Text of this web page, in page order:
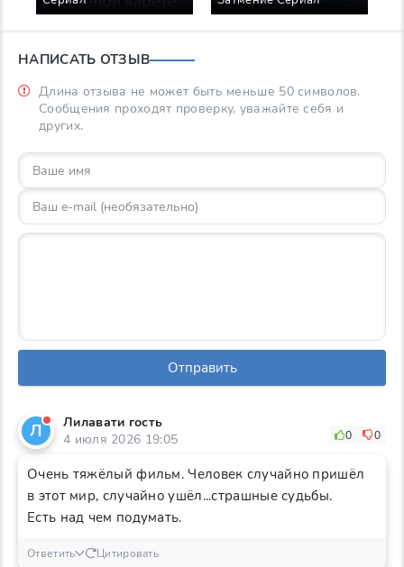
НАПИСАТЬ ОТЗЫВ
Длина отзыва не может быть меньше 50 символов.
Сообщения проходят проверку, уважайте себя и
других.
Отправить
Л
Лилавати гость
4 июля 2026 19:05
0 0
Очень тяжёлый фильм. Человек случайно пришёл
в этот мир, случайно ушёл...страшные судьбы.
Есть над чем подумать.
Ответить Цитировать